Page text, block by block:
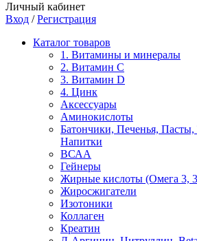
Личный кабинет
Вход / Регистрация
Каталог товаров
1. Витамины и минералы
2. Витамин С
3. Витамин D
4. Цинк
Аксессуары
Аминокислоты
Батончики, Печенья,
Напитки
ВСАА
Гейнеры
Жирные кислоты (Омега 3,
Жиросжигатели
Изотоники
Коллаген
Креатин